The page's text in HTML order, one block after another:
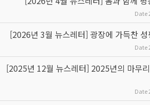
Date
[2026년 3월 뉴스레터] 광장에 가득찬
Date
[2025년 12월 뉴스레터] 2025년의 마무
Date